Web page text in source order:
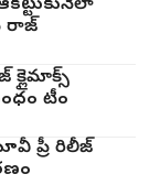
రాజ్
క్లైమాక్స్
టీం
ప్రీ రిలీజ్